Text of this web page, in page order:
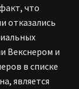
что
отказались
Векснером и
в списке
является